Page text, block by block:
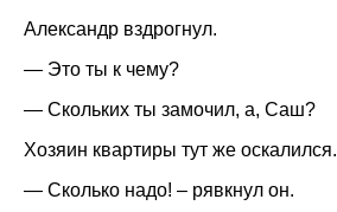
Александр вздрогнул.
— Это ты к чему?
— Скольких ты замочил, а, Саш?
Хозяин квартиры тут же оскалился.
— Сколько надо! – рявкнул он.